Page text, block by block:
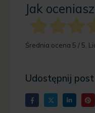
Jak
Średnia ocena 5 / 5.
Udostępnij post